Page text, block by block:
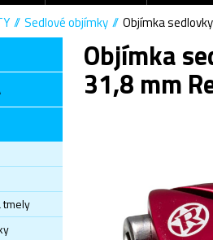
Sedlové objímky
Objímka
tmely
Objímka
31,8 mm